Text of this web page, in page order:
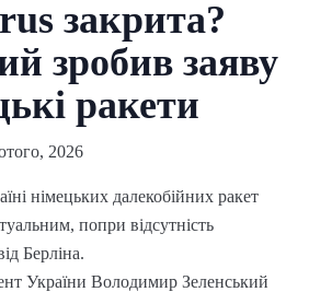
закрита?
зробив заяву
ракети
2026
німецьких далекобійних ракет
попри відсутність
Берліна.
України Володимир Зеленський